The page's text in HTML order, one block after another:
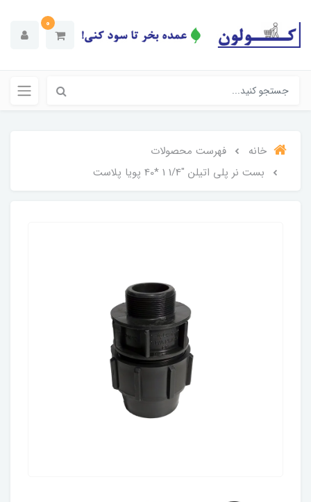
0
خانه
فهرست محصولات
بست نر پلی اتیلن "1/4 1 *40 پویا پلاست